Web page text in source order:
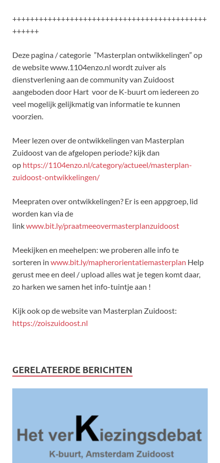
++++++++++++++++++++++++++++++++++++++++++++
++++++
Deze pagina / categorie ”Masterplan ontwikkelingen” op
de website www.1104enzo.nl wordt zuiver als
dienstverlening aan de community van Zuidoost
aangeboden door Hart voor de K-buurt om iedereen zo
veel mogelijk gelijkmatig van informatie te kunnen
voorzien.
Meer lezen over de ontwikkelingen van Masterplan
Zuidoost van de afgelopen periode? kijk dan
op https://1104enzo.nl/category/actueel/masterplan-
zuidoost-ontwikkelingen/
Meepraten over ontwikkelingen? Er is een appgroep, lid
worden kan via de
linkwww.bit.ly/praatmeeovermasterplanzuidoost
Meekijken en meehelpen: we proberen alle info te
sorteren in www.bit.ly/mapherorientatiemasterplan Help
gerust mee en deel / upload alles wat je tegen komt daar,
zo harken we samen het info-tuintje aan !
Kijk ook op de website van Masterplan Zuidoost:
https://zoiszuidoost.nl
GERELATEERDE BERICHTEN